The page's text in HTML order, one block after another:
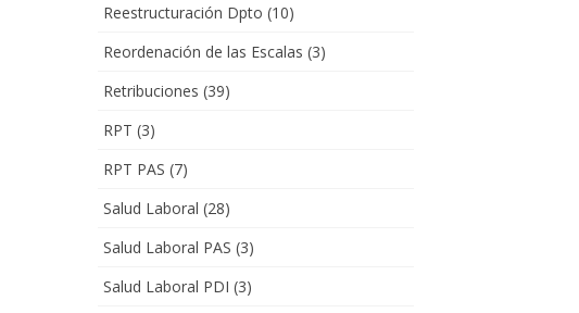
Reestructuración Dpto (10)
Reordenación de las Escalas (3)
Retribuciones (39)
RPT (3)
RPT PAS (7)
Salud Laboral (28)
Salud Laboral PAS (3)
Salud Laboral PDI (3)